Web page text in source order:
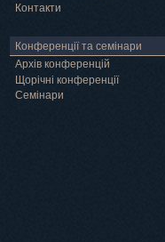
Контакти
Конференції та семінари
Архів конференцій
Щорічні конференції
Семінари